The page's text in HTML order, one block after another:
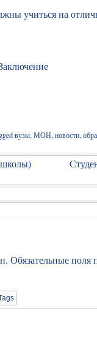
учиться на
вузы, МОН, новости,
Обязательные